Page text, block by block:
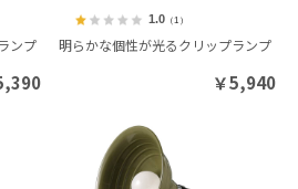
ンプ
1.0 （1）
明らかな個性が光るクリップランプ
￥5,940